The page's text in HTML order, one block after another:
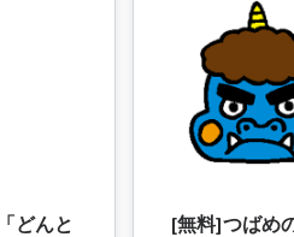
どんと
[無料]つばめ